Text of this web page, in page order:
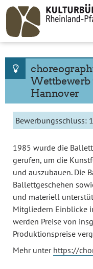
Skip
content
Wettbewerb
Hannover
Bewerbungsschluss:
1985 wurde die Ballett
gerufen, um die
und auszubauen. Die
Ballettgeschehen
und materiell
Mitgliedern Einblicke
werden Preise von
Produktionspreise
Mehr unter https://